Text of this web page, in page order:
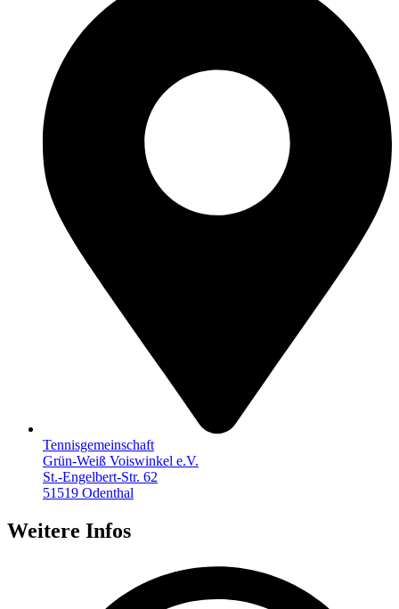
Tennisgemeinschaft
Grün-Weiß Voiswinkel e.V.
St.-Engelbert-Str. 62
51519 Odenthal
Weitere Infos